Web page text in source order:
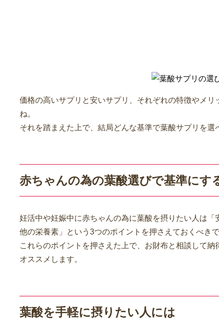
価格の高いサプリと安いサプリ、それぞれの特徴やメ
ね。
それを踏まえた上で、結局どんな基準で葉酸サプリを選
赤ちゃんの為の葉酸選びで基準にす
妊活中や妊娠中に赤ちゃんの為に葉酸を摂りたい人は
他の栄養素」という3つのポイントを押さえておくべき
これらのポイントを押さえた上で、お財布と相談して
オススメします。
葉酸を手軽に摂りたい人には